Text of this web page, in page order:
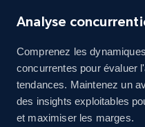
URL, Product id, Title,
Seller reviews,
more.
Analyse
Comprenez les
concurrentes pour évaluer
tendances. Maintenez un
des insights exploitables
et maximiser les marges.